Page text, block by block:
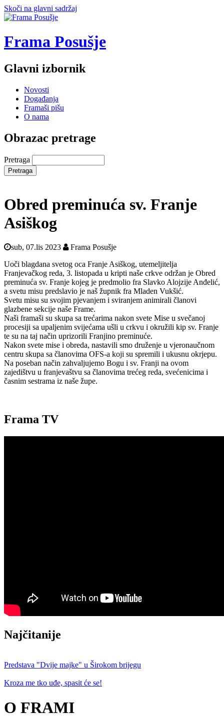
Skoči na glavni sadržaj
Frama Posušje
Glavni izbornik
Novosti
Događanja
Framaši pišu
O nama
Obrazac pretrage
Pretraga
Obred preminuća sv. Franje
Asiškog
sub, 07.lis 2023
Frama Posušje
Uoči blagdana svetog oca Franje Asiškog, utemeljitelja
Franjevačkog reda, 3. listopada u kripti naše crkve održan je Obred
preminuća sv. Franje kojeg je predmolio fra Slavko Alojzije Anđelić,
a svetu misu predslavio je naš župnik fra Mladen Vukšić.
Svetu misu su svojim pjevanjem i sviranjem animirali članovi
glazbene sekcije naše Frame.
Naši framaši su skupa sa trećarima nakon svete Mise u svečanoj
procesiji sa upaljenim svijećama ušli u crkvu i okružili kip sv. Franje
te su na taj način uprizorili Franjino preminuće.
Nakon svete mise i obreda, nastavili smo druženje u vjeronaučnom
centru skupa sa članovima OFS-a koji su spremili i ukusnu okrjepu.
Na poseban način zahvaljujemo Bogu i sv. Franji na ovom
zajedištvu u franjevaštvu sa članovima trećeg reda, svećenicima i
časnim sestrama iz naše župe.
Frama TV
Najčitanije
Predstava "Dvije majke" u Širokom brijegu
Kroza me tko uđe, spasit će se!
O FRAMI